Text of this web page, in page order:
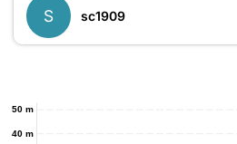
S sc1909
40 m
50 m